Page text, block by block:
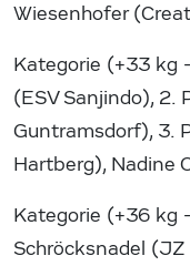
Wiesenhofer
Kategorie (+33 kg
(ESV Sanjindo), 2.
Guntramsdorf), 3.
Hartberg), Nadine
Kategorie (+36 kg
Schröcksnadel